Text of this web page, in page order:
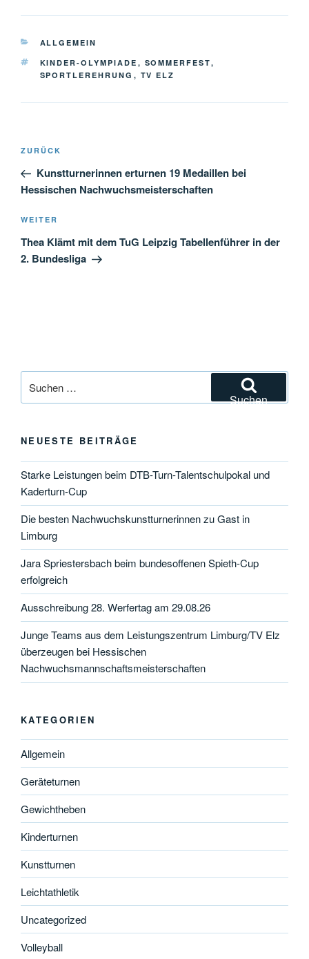
KATEGORIEN
ALLGEMEIN
SCHLAGWÖRTER
KINDER-OLYMPIADE , SOMMERFEST,
SPORTLEREHRUNG , TV ELZ
Beitragsnavigation
Vorheriger
Beitrag
ZURÜCK
Kunstturnerinnen erturnen 19 Medaillen bei
Hessischen Nachwuchsmeisterschaften
Nächster
Beitrag
WEITER
Thea Klämt mit dem TuG Leipzig Tabellenführer in der
2. Bundesliga
nach:
Suchen
NEUESTE BEITRÄGE
Starke Leistungen beim DTB-Turn-Talentschulpokal und
Kaderturn-Cup
Die besten Nachwuchskunstturnerinnen zu Gast in
Limburg
Jara Spriestersbach beim bundesoffenen Spieth-Cup
erfolgreich
Ausschreibung 28. Werfertag am 29.08.26
Junge Teams aus dem Leistungszentrum Limburg/TV Elz
überzeugen bei Hessischen
Nachwuchsmannschaftsmeisterschaften
KATEGORIEN
Allgemein
Geräteturnen
Gewichtheben
Kinderturnen
Kunstturnen
Leichtathletik
Uncategorized
Volleyball